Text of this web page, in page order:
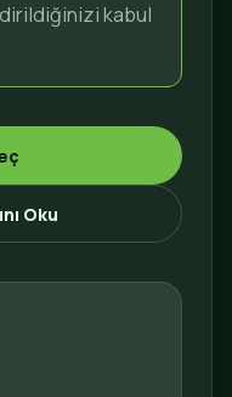
kabul
Oku